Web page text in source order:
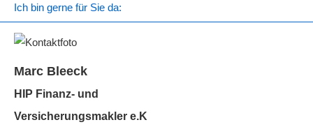
Ich bin gerne für Sie da:
Marc Bleeck
HIP Finanz- und
Ver­sicherungs­makler e.K